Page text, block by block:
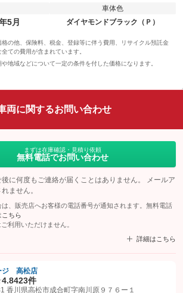
5月
車体色
ダイヤモンドブラック（Ｐ）
の他、保険料、税金、登録等に伴う費用、リサイクル預託金
ての費用が含まれています。
地域などについて一定の条件を付した価格になります。
両に関するお問い合わせ
まずは在庫確認・見積り依頼
無料電話でお問い合わせ
に何度もご連絡が届くことはありません。 メールア
ません。
、販売店へお客様の電話番号が通知されます。無料電話
こちら
利用いただけません。
詳細はこちら
ーネットを友だち追加してから「許可する」ボタンを押
ジ 高松店
4.8423件
香川県高松市成合町字南川原９７６ー１